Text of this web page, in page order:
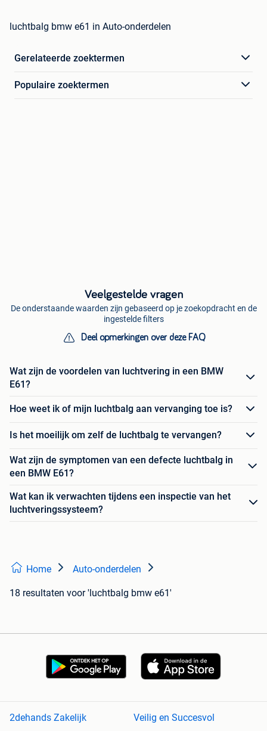
luchtbalg bmw e61 in Auto-onderdelen
Gerelateerde zoektermen
Populaire zoektermen
Veelgestelde vragen
De onderstaande waarden zijn gebaseerd op je zoekopdracht en de
ingestelde filters
Deel opmerkingen over deze FAQ
Wat zijn de voordelen van luchtvering in een BMW
E61?
Hoe weet ik of mijn luchtbalg aan vervanging toe is?
Is het moeilijk om zelf de luchtbalg te vervangen?
Wat zijn de symptomen van een defecte luchtbalg in
een BMW E61?
Wat kan ik verwachten tijdens een inspectie van het
luchtveringssysteem?
Home Auto-onderdelen
18 resultaten voor 'luchtbalg bmw e61'
2dehands Zakelijk Veilig en Succesvol